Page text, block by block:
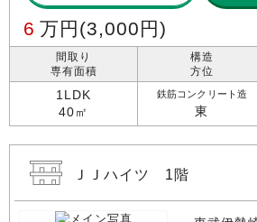
6 万円 (3,000円)
間取り
専有面積
1LDK
40㎡
構造
方位
鉄筋コンクリート造
東
ＪＪハイツ 1階